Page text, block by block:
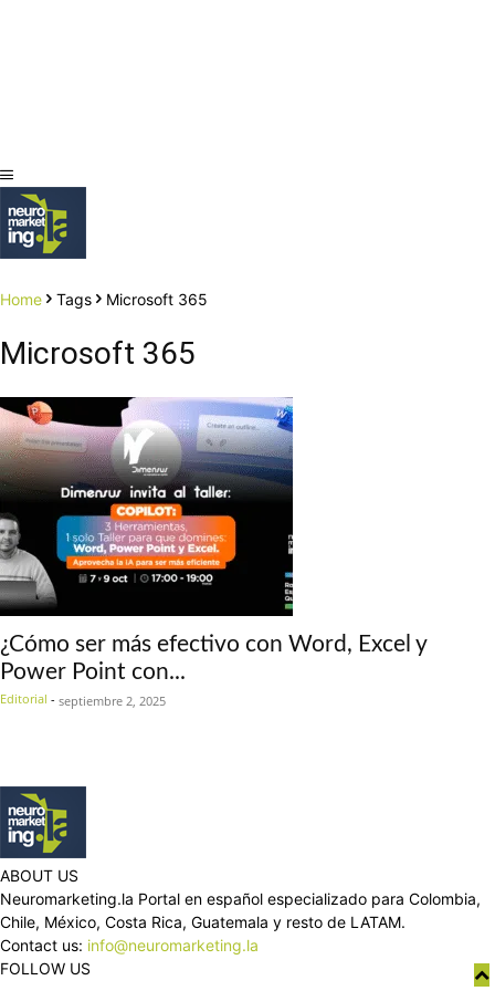
Home Tags Microsoft 365
Microsoft 365
¿Cómo ser más efectivo con Word, Excel y
Power Point con...
Editorial - septiembre 2, 2025
ABOUT US
Neuromarketing.la Portal en español especializado para Colombia,
Chile, México, Costa Rica, Guatemala y resto de LATAM.
Contact us: info@neuromarketing.la
FOLLOW US